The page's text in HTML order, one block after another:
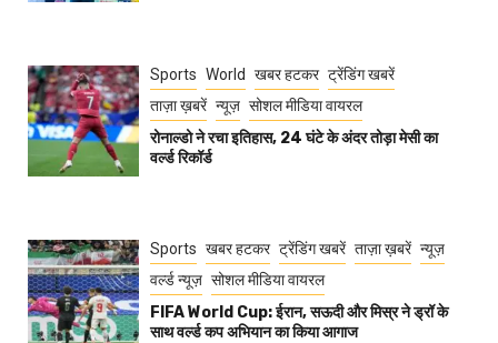
Sports World खबर हटकर ट्रेंडिंग खबरें
ताज़ा ख़बरें न्यूज़ सोशल मीडिया वायरल
रोनाल्डो ने रचा इतिहास, 24 घंटे के अंदर तोड़ा मेसी का
वर्ल्ड रिकॉर्ड
Sports खबर हटकर ट्रेंडिंग खबरें ताज़ा ख़बरें न्यूज़
वर्ल्ड न्यूज़ सोशल मीडिया वायरल
FIFA World Cup: ईरान, सऊदी और मिस्र ने ड्रॉ के
साथ वर्ल्ड कप अभियान का किया आगाज